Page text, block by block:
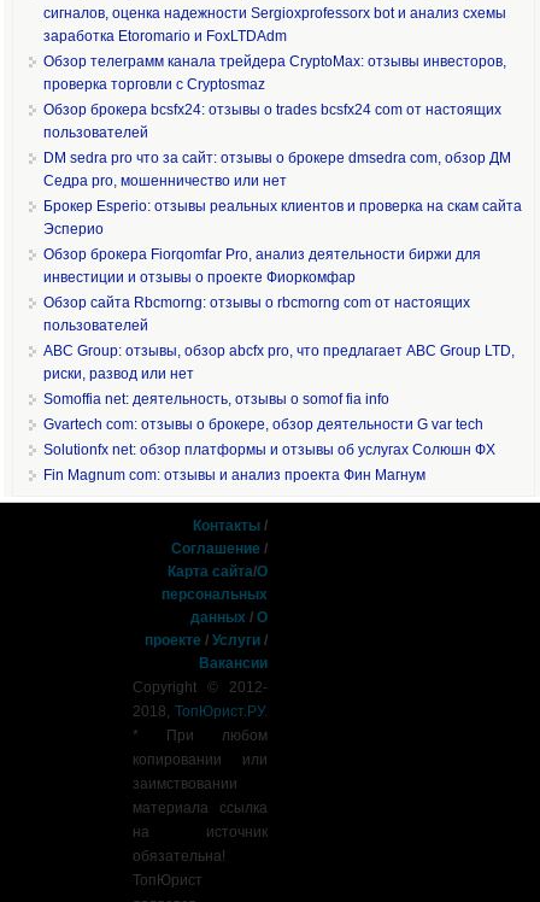
сигналов, оценка надежности Sergioxprofessorx bot и анализ схемы
заработка Etoromario и FoxLTDAdm
Обзор телеграмм канала трейдера CryptoMax: отзывы инвесторов,
проверка торговли с Cryptosmaz
Обзор брокера bcsfx24: отзывы о trades bcsfx24 com от настоящих
пользователей
DM sedra pro что за сайт: отзывы о брокере dmsedra com, обзор ДМ
Седра pro, мошенничество или нет
Брокер Esperio: отзывы реальных клиентов и проверка на скам сайта
Эсперио
Обзор брокера Fiorqomfar Pro, анализ деятельности биржи для
инвестиции и отзывы о проекте Фиоркомфар
Обзор сайта Rbcmorng: отзывы о rbcmorng com от настоящих
пользователей
ABC Group: отзывы, обзор abcfx pro, что предлагает ABC Group LTD,
риски, развод или нет
Somoffia net: деятельность, отзывы о somof fia info
Gvartech com: отзывы о брокере, обзор деятельности G var tech
Solutionfx net: обзор платформы и отзывы об услугах Солюшн ФХ
Fin Magnum com: отзывы и анализ проекта Фин Магнум
Контакты /
Соглашение /
Карта сайта/О
персональных
данных /О
проекте /Услуги /
Вакансии
Copyright © 2012-
2018,ТопЮрист.РУ.
* При любом
копировании или
заимствовании
материала ссылка
на источник
обязательна!
ТопЮрист